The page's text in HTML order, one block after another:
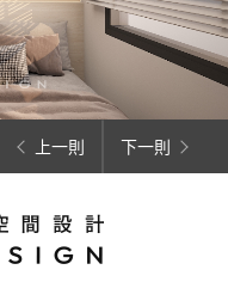
上一則 下一則